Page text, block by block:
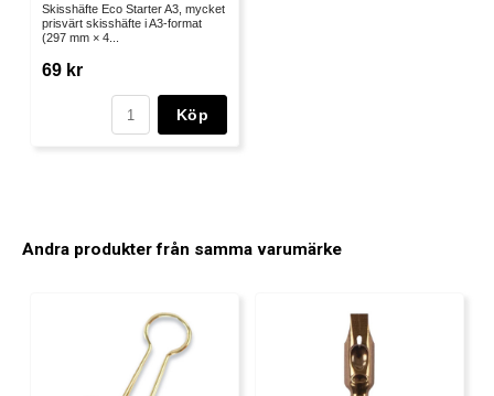
Skisshäfte Eco Starter A3, mycket
prisvärt skisshäfte i A3-format
(297 mm × 4...
69 kr
Köp
Andra produkter från samma varumärke